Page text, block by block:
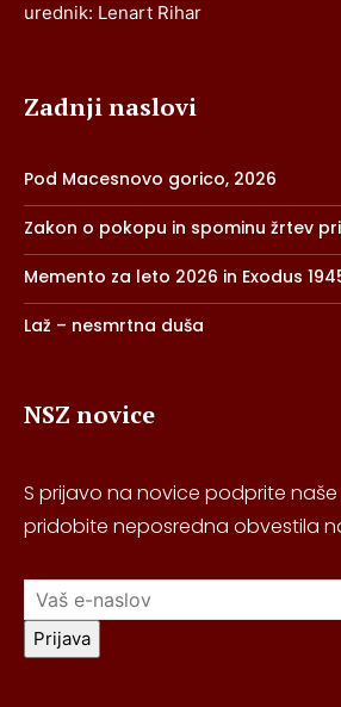
urednik: Lenart Rihar
Zadnji naslovi
Pod Macesnovo gorico, 2026
Zakon o pokopu in spominu žrtev
Memento za leto 2026 in Exodus
Laž – nesmrtna duša
NSZ novice
S prijavo na novice podprite
pridobite neposredna obvestila
Prijava